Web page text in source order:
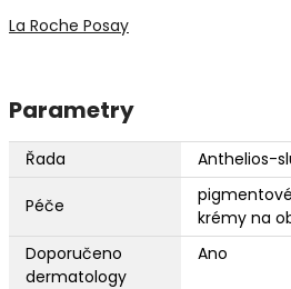
La Roche Posay
Parametry
Řada Anthelios-
Péče
krémy na
Doporučeno
dermatology
Ano